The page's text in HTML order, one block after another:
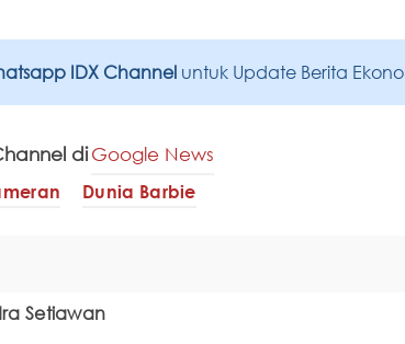
IDX Channel untuk Update Berita
diGoogle News
Dunia Barbie
Setiawan